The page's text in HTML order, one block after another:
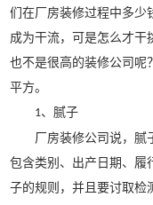
们在厂房装修过程中多少
成为干流，可是怎么才干
也不是很高的装修公司呢
平方。
1、腻子
厂房装修公司说，腻子
包含类别、出产日期、履
子的规则，并且要讨取检